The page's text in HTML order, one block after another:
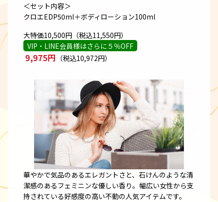
＜セット内容＞
クロエEDP50ml＋ボディローション100ml
大特価10,500円（税込11,550円）
VIP・LINE会員様はさらに５％OFF
9,975円 （税込10,972円）
華やかで気品のあるエレガントさと、石けんのような清
潔感のあるフェミニンな優しい香り。幅広い女性から支
持されている好感度の高い不動の人気アイテムです。